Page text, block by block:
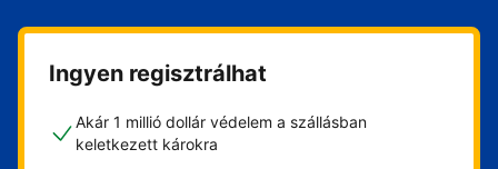
Ingyen regisztrálhat
Akár 1 millió dollár védelem a szállásban
keletkezett károkra